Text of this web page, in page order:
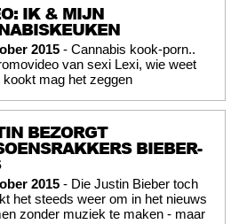
IK & MIJN
2015 - Cannabis kook-porn..
van sexi Lexi, wie weet
kookt mag het zeggen
BEZORGT
BIEBER-
2015 - Die Justin Bieber toch
het steeds weer om in het nieuws
zonder muziek te maken - maar